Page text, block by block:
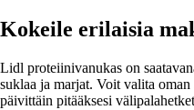
Kokeile erilaisia
Lidl proteiinivanukas on
suklaa ja marjat. Voit valita
päivittäin pitääksesi